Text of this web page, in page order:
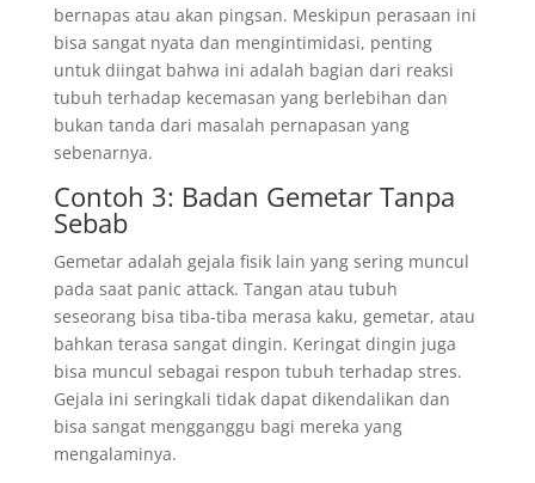
bernapas atau akan pingsan. Meskipun perasaan ini
bisa sangat nyata dan mengintimidasi, penting
untuk diingat bahwa ini adalah bagian dari reaksi
tubuh terhadap kecemasan yang berlebihan dan
bukan tanda dari masalah pernapasan yang
sebenarnya.
Contoh 3: Badan Gemetar Tanpa
Sebab
Gemetar adalah gejala fisik lain yang sering muncul
pada saat panic attack. Tangan atau tubuh
seseorang bisa tiba-tiba merasa kaku, gemetar, atau
bahkan terasa sangat dingin. Keringat dingin juga
bisa muncul sebagai respon tubuh terhadap stres.
Gejala ini seringkali tidak dapat dikendalikan dan
bisa sangat mengganggu bagi mereka yang
mengalaminya.